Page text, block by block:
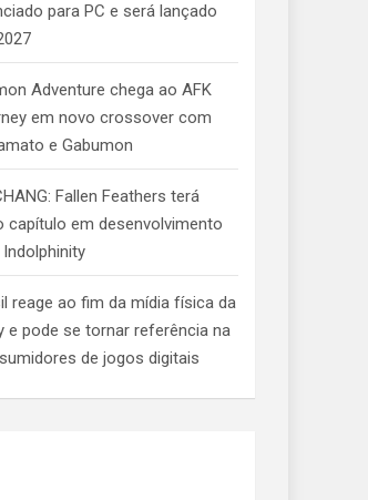
para PC e será lançado
Adventure chega ao AFK
em novo crossover com
e Gabumon
Fallen Feathers terá
capítulo em desenvolvimento
reage ao fim da mídia física da
e pode se tornar referência na
de jogos digitais